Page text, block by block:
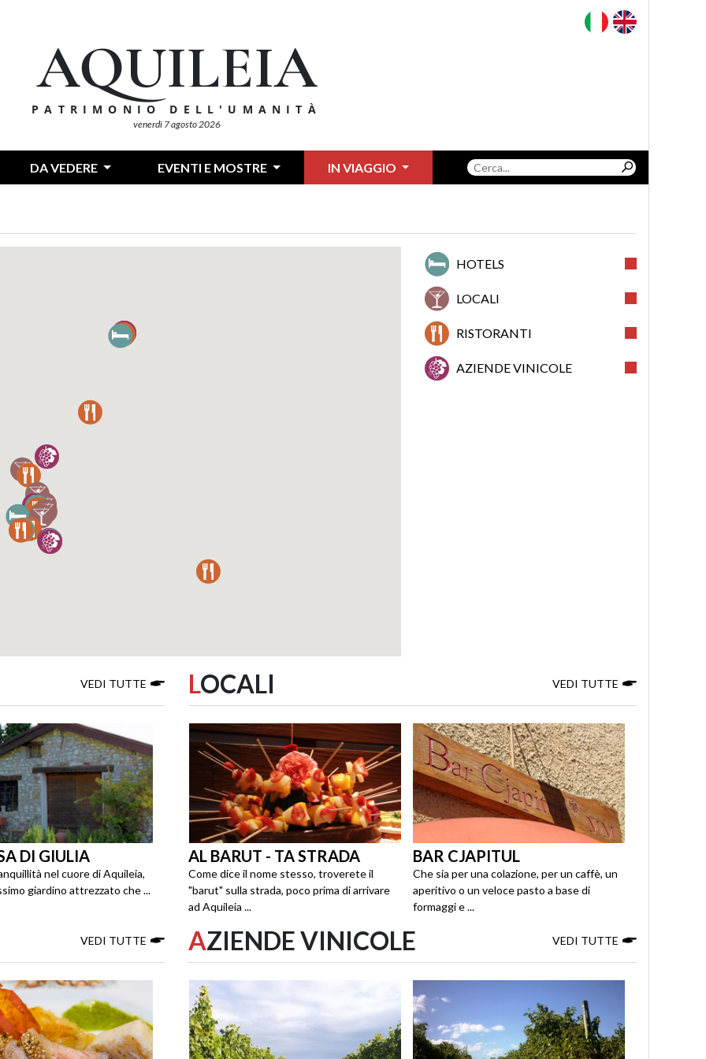
AQUILEIA
PATRIMONIO DELL'UMANITÀ
venerdì 7 agosto 2026
DA VEDERE EVENTI E MOSTRE IN VIAGGIO
HOTELS
LOCALI
RISTORANTI
AZIENDE VINICOLE
VEDI TUTTE
DI GIULIA
nel cuore di Aquileia,
giardino attrezzato che ...
LOCALI VEDI TUTTE
AL BARUT - TA STRADA
Come dice il nome stesso, troverete il
"barut" sulla strada, poco prima di arrivare
ad Aquileia ...
BAR CJAPITUL
Che sia per una colazione, per un caffè, un
aperitivo o un veloce pasto a base di
formaggi e ...
VEDI TUTTE AZIENDE VINICOLE VEDI TUTTE